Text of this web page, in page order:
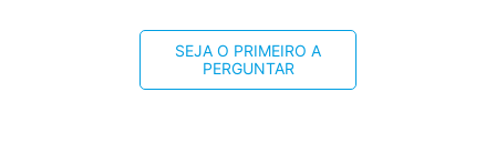
SEJA O PRIMEIRO A
PERGUNTAR